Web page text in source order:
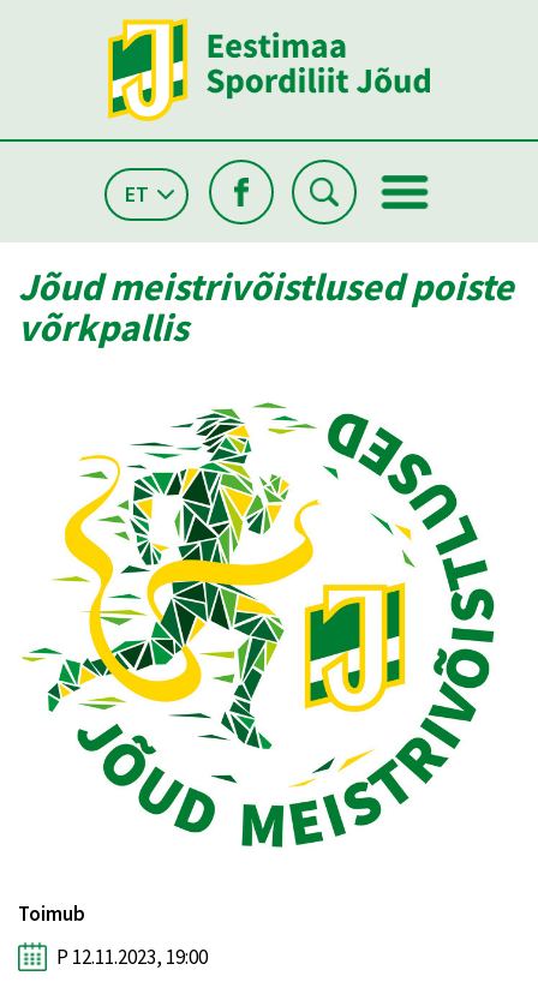
ET
Jõud meistrivõistlused poiste
võrkpallis
Toimub
P 12.11.2023, 19:00